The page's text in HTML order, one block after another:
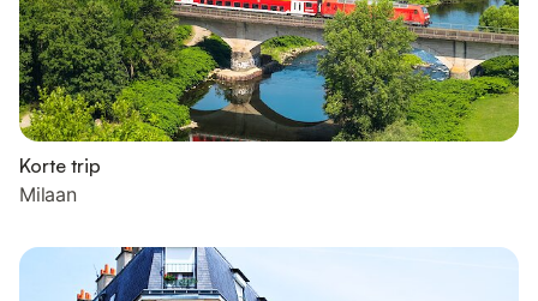
Korte trip
Milaan